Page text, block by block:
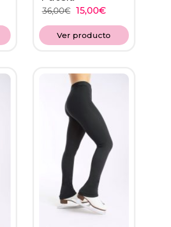
36,00€ 15,00€
Ver producto